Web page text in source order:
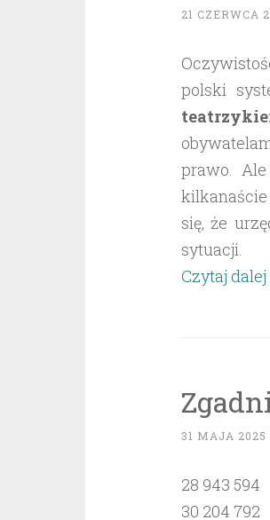
21 CZERWCA
polski
prawo.
się, że
sytuacji.
Czytaj dalej
31 MAJA 2025
28 943 594
30 204 792